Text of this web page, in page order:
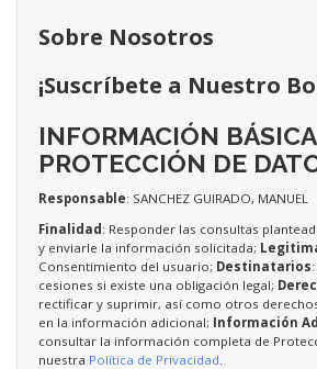
Sobre Nosotros
¡Suscríbete a Nuestro
INFORMACIÓN
PROTECCIÓN DE
Responsable: SANCHEZ GUIRADO, MANUEL
Finalidad: Responder las consultas
y enviarle la información solicitada;
Consentimiento del usuario; Destinatarios
cesiones si existe una obligación legal;
rectificar y suprimir, así como otros
en la información adicional; Información
consultar la información completa de
nuestra Política de Privacidad